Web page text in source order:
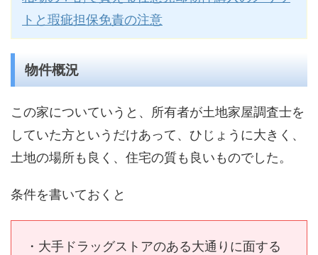
トと瑕疵担保免責の注意
物件概況
この家についていうと、所有者が土地家屋調査士を
していた方というだけあって、ひじょうに大きく、
土地の場所も良く、住宅の質も良いものでした。
条件を書いておくと
・大手ドラッグストアのある大通りに面する